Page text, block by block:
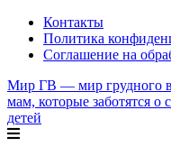
Контакты
Политика
Соглашение на
Мир ГВ — мир грудного
мам, которые заботятся о
детей